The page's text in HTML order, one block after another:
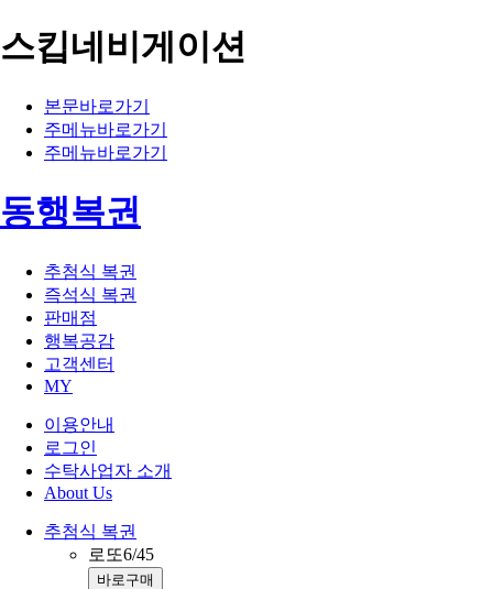
스킵네비게이션
본문바로가기
주메뉴바로가기
주메뉴바로가기
동행복권
추첨식 복권
즉석식 복권
판매점
행복공감
고객센터
MY
이용안내
로그인
수탁사업자 소개
About Us
추첨식 복권
로또6/45
바로구매